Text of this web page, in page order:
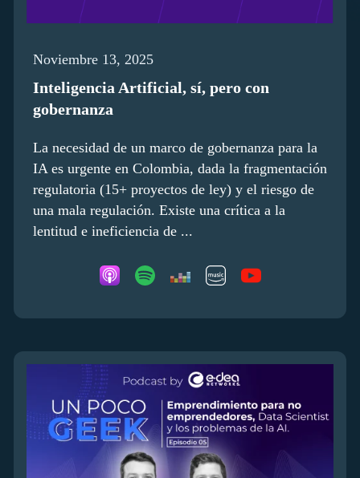
Noviembre 13, 2025
Inteligencia Artificial, sí, pero con
gobernanza
La necesidad de un marco de gobernanza para la
IA es urgente en Colombia, dada la fragmentación
regulatoria (15+ proyectos de ley) y el riesgo de
una mala regulación. Existe una crítica a la
lentitud e ineficiencia de ...